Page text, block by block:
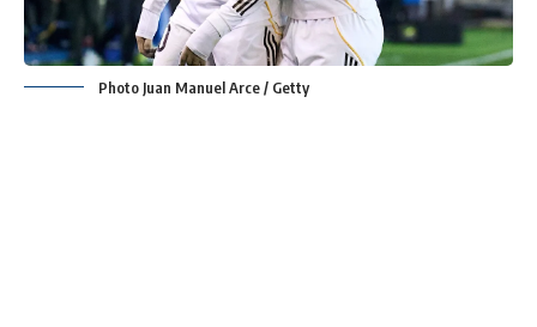
Photo Juan Manuel Arce / Getty